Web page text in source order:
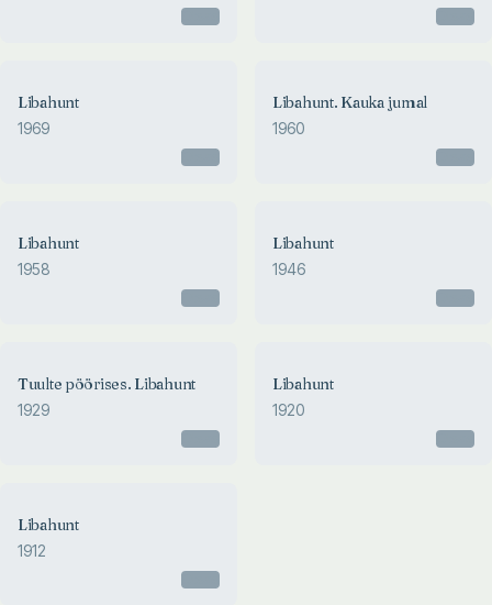
Libahunt
1969
Libahunt. Kauka jumal
1960
Libahunt
1958
Libahunt
1946
Tuulte pöörises. Libahunt
1929
Libahunt
1920
Libahunt
1912